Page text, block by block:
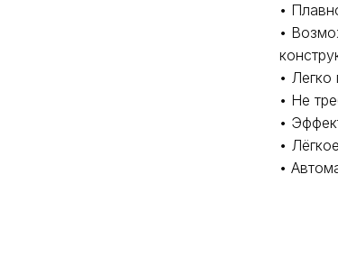
•
•
•
• Не
•
•
•